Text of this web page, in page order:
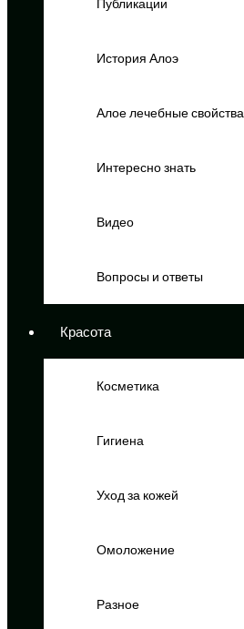
Публикации
История Алоэ
Алое лечебные свойства
Интересно знать
Видео
Вопросы и ответы
Красота
Косметика
Гигиена
Уход за кожей
Омоложение
Разное